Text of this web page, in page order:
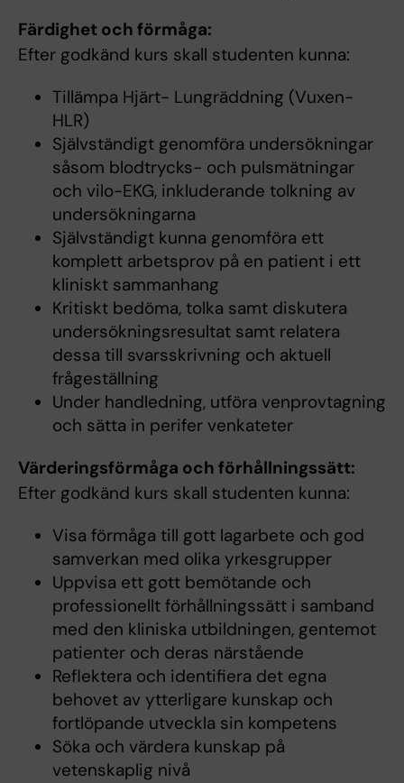
Färdighet och förmåga:
Efter godkänd kurs skall studenten kunna:
Tillämpa Hjärt- Lungräddning (Vuxen-
HLR)
Självständigt genomföra undersökningar
såsom blodtrycks- och pulsmätningar
och vilo-EKG, inkluderande tolkning av
undersökningarna
Självständigt kunna genomföra ett
komplett arbetsprov på en patient i ett
kliniskt sammanhang
Kritiskt bedöma, tolka samt diskutera
undersökningsresultat samt relatera
dessa till svarsskrivning och aktuell
frågeställning
Under handledning, utföra venprovtagning
och sätta in perifer venkateter
Värderingsförmåga och förhållningssätt:
Efter godkänd kurs skall studenten kunna:
Visa förmåga till gott lagarbete och god
samverkan med olika yrkesgrupper
Uppvisa ett gott bemötande och
professionellt förhållningssätt i samband
med den kliniska utbildningen, gentemot
patienter och deras närstående
Reflektera och identifiera det egna
behovet av ytterligare kunskap och
fortlöpande utveckla sin kompetens
Söka och värdera kunskap på
vetenskaplig nivå